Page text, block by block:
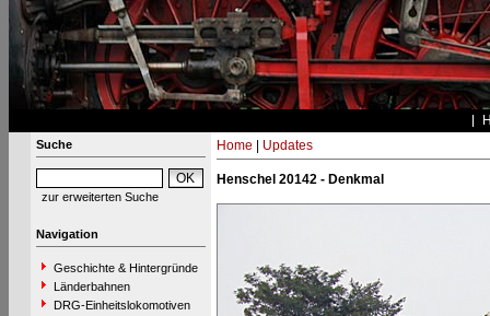
Suche
zur erweiterten Suche
Navigation
Geschichte & Hintergründe
Länderbahnen
DRG-Einheitslokomotiven
Home Updates
Henschel 20142 - Denkmal